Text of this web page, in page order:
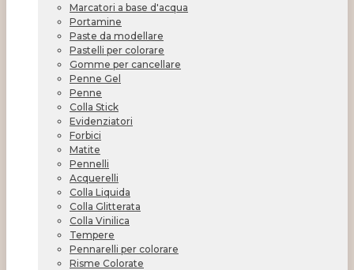
Marcatori a base d'acqua
Portamine
Paste da modellare
Pastelli per colorare
Gomme per cancellare
Penne Gel
Penne
Colla Stick
Evidenziatori
Forbici
Matite
Pennelli
Acquerelli
Colla Liquida
Colla Glitterata
Colla Vinilica
Tempere
Pennarelli per colorare
Risme Colorate